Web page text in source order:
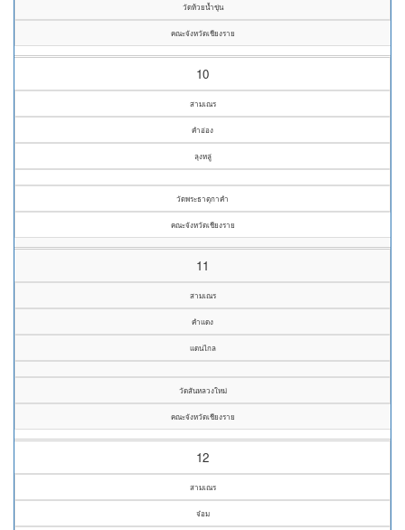
วัดห้วยน้ำขุ่น
คณะจังหวัดเชียงราย
10
สามเณร
คำอ่อง
ลุงหลู่
วัดพระธาตุกาคำ
คณะจังหวัดเชียงราย
11
สามเณร
คำแดง
แดนไกล
วัดสันหลวงใหม่
คณะจังหวัดเชียงราย
12
สามเณร
จ๋อม